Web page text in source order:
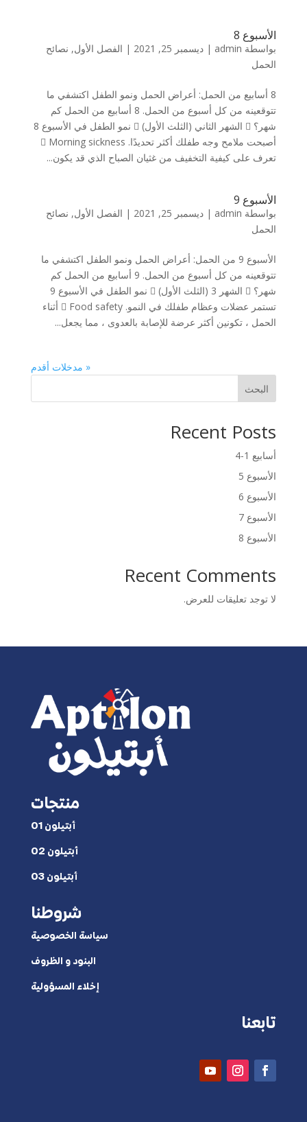
الأسبوع 8
بواسطة admin
| ديسمبر 25, 2021 | الفصل الأول, نصائح
الحمل
8 أسابيع من الحمل: أعراض الحمل ونمو الطفل اكتشفي ما
تتوقعينه من كل أسبوع من الحمل. 8 أسابيع من الحمل كم
شهر؟  الشهر الثاني (الثلث الأول)  نمو الطفل في الأسبوع 8
أصبحت ملامح وجه طفلك أكثر تحديدًا.  Morning sickness
تعرف على كيفية التخفيف من غثيان الصباح الذي قد يكون...
الأسبوع 9
بواسطة admin
| ديسمبر 25, 2021 | الفصل الأول, نصائح
الحمل
الأسبوع 9 من الحمل: أعراض الحمل ونمو الطفل اكتشفي ما
تتوقعينه من كل أسبوع من الحمل. 9 أسابيع من الحمل كم
شهر؟  الشهر 3 (الثلث الأول)  نمو الطفل في الأسبوع 9
تستمر عضلات وعظام طفلك في النمو.  Food safety أثناء
الحمل ، تكونين أكثر عرضة للإصابة بالعدوى ، مما يجعل...
« مدخلات أقدم
البحث
Recent Posts
أسابيع 1-4
الأسبوع 5
الأسبوع 6
الأسبوع 7
الأسبوع 8
Recent Comments
لا توجد تعليقات للعرض.
منتجات
أبتيلون 01
أبتيلون 02
أبتيلون 03
شروطنا
سياسة الخصوصية
البنود و الظروف
إخلاء المسؤولية
تابعنا